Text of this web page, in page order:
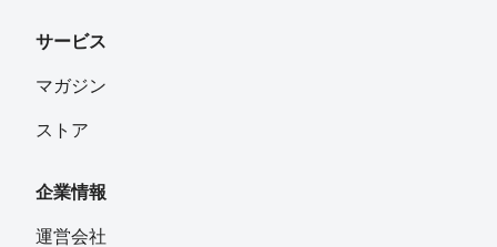
サービス
マガジン
ストア
企業情報
運営会社